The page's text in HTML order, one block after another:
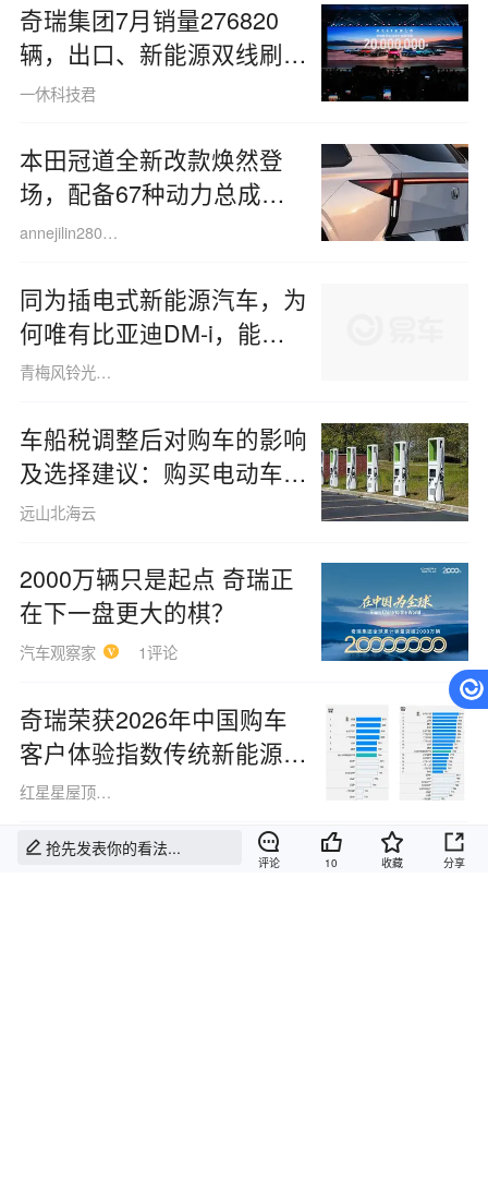
抢先发表你的看法...
评论 10 收藏 分享
奇瑞集团7月销量276820
辆，出口、新能源双线刷新
纪录
一休科技君
本田冠道全新改款焕然登
场，配备67种动力总成全
面升级
annejilin280125
同为插电式新能源汽车，为
何唯有比亚迪DM-i，能够
自信地定义为“超级混动”？
青梅风铃光amy
车船税调整后对购车的影响
及选择建议：购买电动车还
是增程车更划算？
远山北海云
2000万辆只是起点 奇瑞正
在下一盘更大的棋？
汽车观察家 1评论
奇瑞荣获2026年中国购车
客户体验指数传统新能源市
场自主品牌第一、行业第二
红星星屋顶子911021
腾势Z9S预售发布：比亚迪